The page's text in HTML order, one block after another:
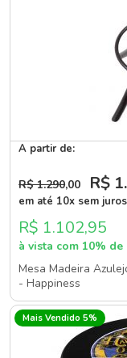
A partir de:
R$ 1.290,00 R$
em até 10x sem juros
R$ 1.102,95
à vista com 10%
Mesa Madeira
- Happiness
Mais Vendido 5%